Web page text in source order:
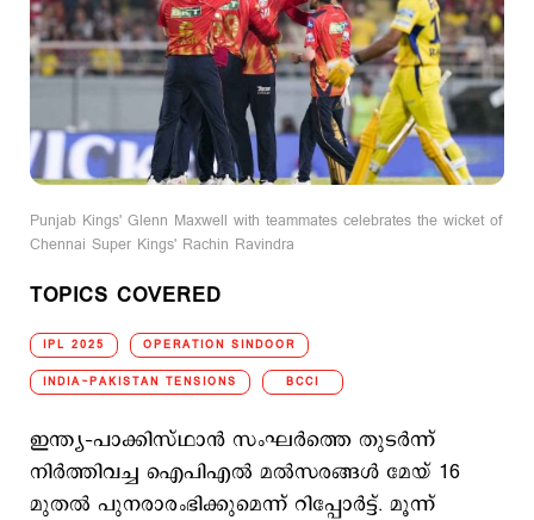
Punjab Kings' Glenn Maxwell with teammates celebrates the wicket of
Chennai Super Kings' Rachin Ravindra
TOPICS COVERED
IPL 2025 OPERATION SINDOOR
INDIA-PAKISTAN TENSIONS BCCI
ഇന്ത്യ–പാക്കിസ്ഥാന്‍ സംഘര്‍ത്തെ തുടര്‍ന്ന്
നിര്‍ത്തിവച്ച ഐപിഎല്‍ മല്‍സരങ്ങള്‍ മേയ് 16
മുതല്‍ പുനരാരംഭിക്കുമെന്ന് റിപ്പോര്‍ട്ട്. മൂന്ന്